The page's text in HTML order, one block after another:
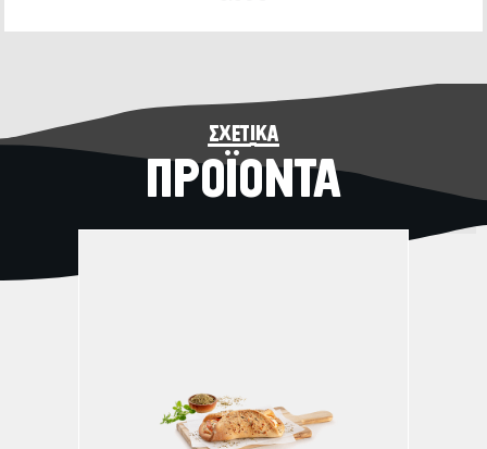
σχετικά
ΠΡΟΪΟΝΤΑ